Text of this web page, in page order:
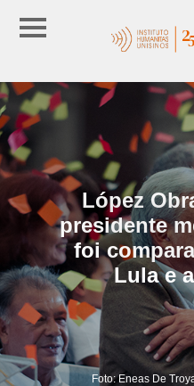
López
presidente
foi
Lula e
Foto: Eneas De